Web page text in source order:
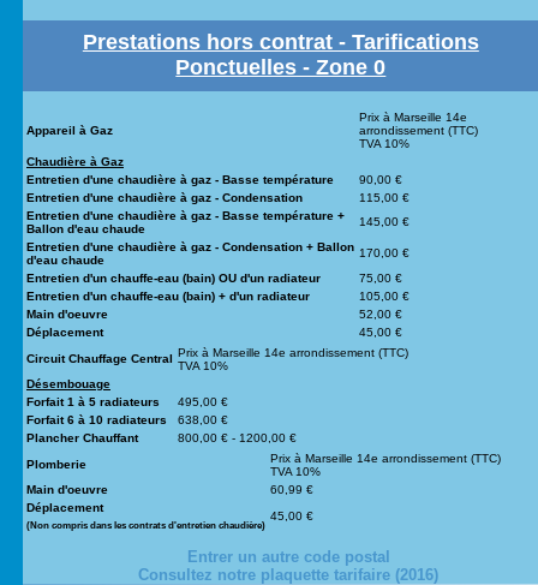
Prestations hors contrat - Tarifications
Ponctuelles - Zone 0
Appareil à Gaz
Prix à Marseille 14e
arrondissement (TTC)
TVA 10%
Chaudière à Gaz
Entretien d'une chaudière à gaz - Basse température
90,00 €
Entretien d'une chaudière à gaz - Condensation
115,00 €
Entretien d'une chaudière à gaz - Basse température +
Ballon d'eau chaude
145,00 €
Entretien d'une chaudière à gaz - Condensation + Ballon
d'eau chaude
170,00 €
Entretien d'un chauffe-eau (bain) OU d'un radiateur
75,00 €
Entretien d'un chauffe-eau (bain) + d'un radiateur
105,00 €
Main d'oeuvre
52,00 €
Déplacement
45,00 €
Circuit Chauffage Central Prix à Marseille 14e arrondissement (TTC)
TVA 10%
Désembouage
Forfait 1 à 5 radiateurs
495,00 €
Forfait 6 à 10 radiateurs
638,00 €
Plancher Chauffant
800,00 € - 1200,00 €
Plomberie
Prix à Marseille 14e arrondissement (TTC)
TVA 10%
Main d'oeuvre
60,99 €
Déplacement
(Non compris dans les contrats d'entretien chaudière)
45,00 €
Entrer un autre code postal
Consultez notre plaquette tarifaire (2016)